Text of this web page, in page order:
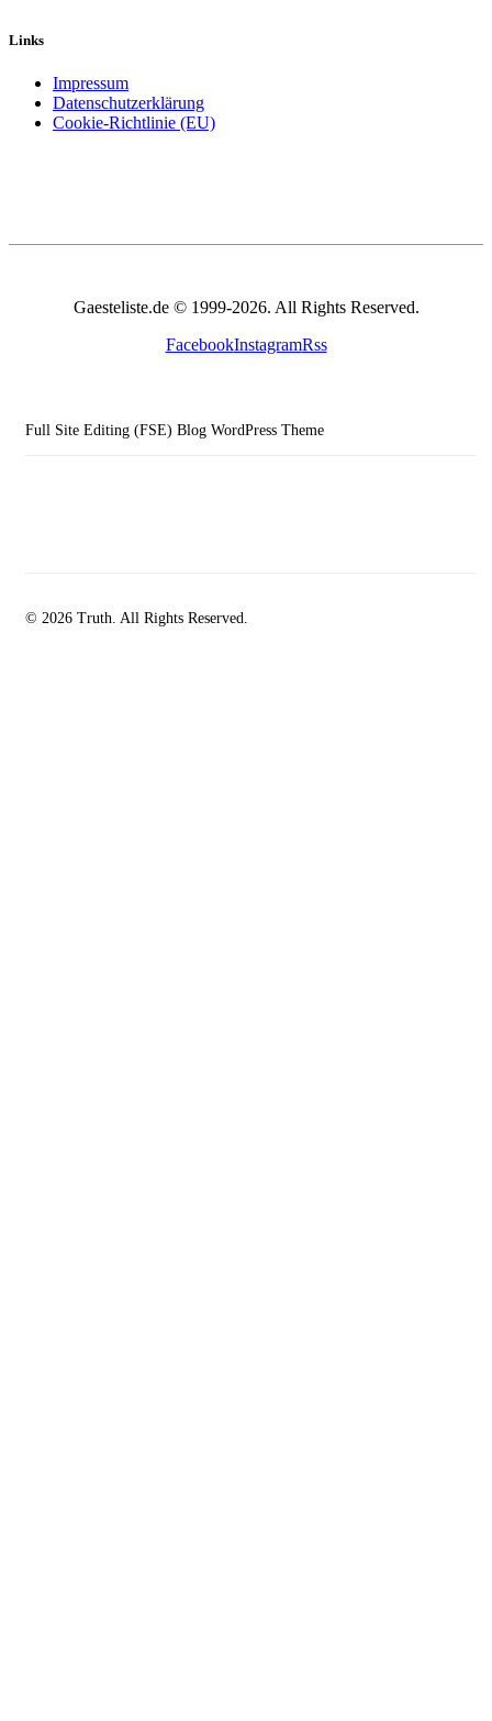
Links
Impressum
Datenschutzerklärung
Cookie-Richtlinie (EU)
Gaesteliste.de © 1999-2026. All Rights Reserved.
FacebookInstagramRss
Full Site Editing (FSE) Blog WordPress Theme
© 2026 Truth. All Rights Reserved.